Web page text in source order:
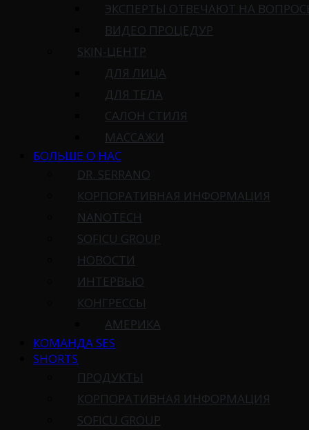
ЭКСПЕРТЫ ОТВЕЧАЮТ НА
ВИДЕО ПРОЦЕДУР
SKIN-ЦЕНТР
ДЛЯ ЛИЦА
ДЛЯ ТЕЛА
САЛОН СТИЛЯ
МАССАЖИ
БОЛЬШЕ О НАС
DR. SERRANO
КОРПОРАТИВНАЯ ИНФОРМАЦИЯ
NANOTECH
SOFICU GROUP
НОВОСТИ
ИНТЕРВЬЮ
КОНГРЕССЫ
АМЕРИКА
КОМАНДА SES
SHORTS
ПРОДУКТЫ
КОРПОРАТИВНАЯ ИНФОРМАЦИЯ
SOFICU GROUP